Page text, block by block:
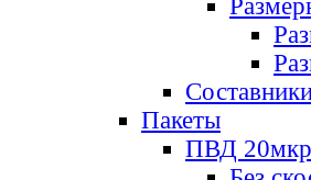
Пакеты
ПВД 20мкр